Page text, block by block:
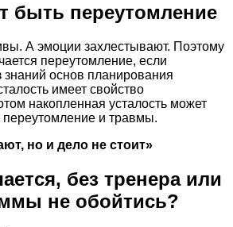
быть переутомление
А эмоции захлестывают. Поэтому
переутомление, если
знаний основ планирования
имеет свойство
накопленная усталость может
переутомление и травмы.
но и дело не стоит»
без тренера или
не обойтись?